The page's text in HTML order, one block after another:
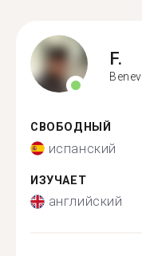
F.
СВОБОДНЫЙ
испанский
ИЗУЧАЕТ
английский